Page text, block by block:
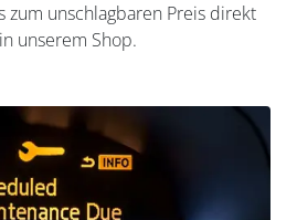
zum unschlagbaren Preis direkt
unserem Shop.